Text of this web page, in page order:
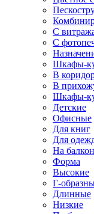
С
С
Шкафы-
В
В
Шкафы-
Детские
Офисные
Для книг
Для
На балкон
Форма
Высокие
Г-
Длинные
Низкие